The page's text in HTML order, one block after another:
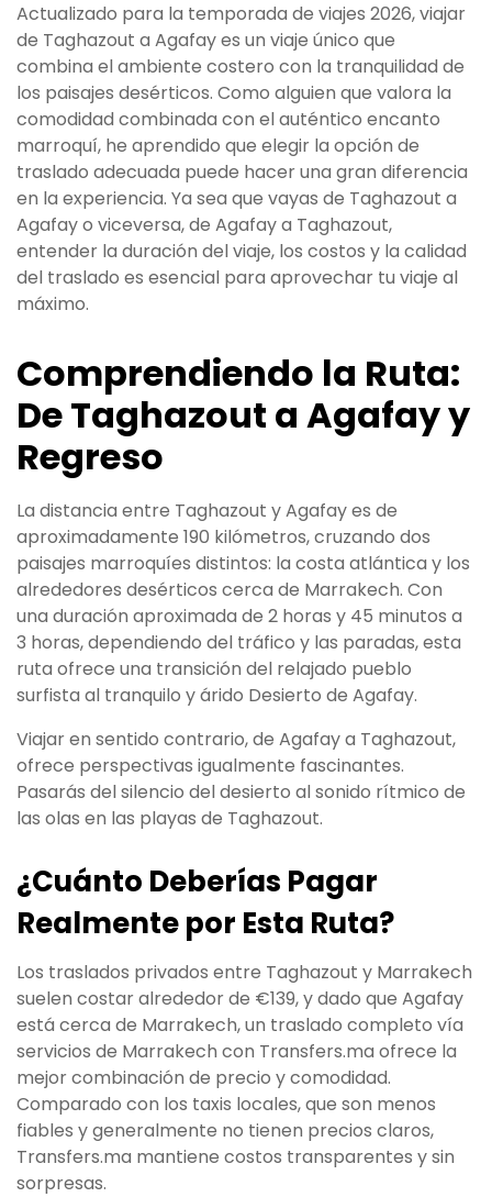
Actualizado para la temporada de viajes 2026, viajar
de Taghazout a Agafay es un viaje único que
combina el ambiente costero con la tranquilidad de
los paisajes desérticos. Como alguien que valora la
comodidad combinada con el auténtico encanto
marroquí, he aprendido que elegir la opción de
traslado adecuada puede hacer una gran diferencia
en la experiencia. Ya sea que vayas de Taghazout a
Agafay o viceversa, de Agafay a Taghazout,
entender la duración del viaje, los costos y la calidad
del traslado es esencial para aprovechar tu viaje al
máximo.
Comprendiendo la Ruta:
De Taghazout a Agafay y
Regreso
La distancia entre Taghazout y Agafay es de
aproximadamente 190 kilómetros, cruzando dos
paisajes marroquíes distintos: la costa atlántica y los
alrededores desérticos cerca de Marrakech. Con
una duración aproximada de 2 horas y 45 minutos a
3 horas, dependiendo del tráfico y las paradas, esta
ruta ofrece una transición del relajado pueblo
surfista al tranquilo y árido Desierto de Agafay.
Viajar en sentido contrario, de Agafay a Taghazout,
ofrece perspectivas igualmente fascinantes.
Pasarás del silencio del desierto al sonido rítmico de
las olas en las playas de Taghazout.
¿Cuánto Deberías Pagar
Realmente por Esta Ruta?
Los traslados privados entre Taghazout y Marrakech
suelen costar alrededor de €139, y dado que Agafay
está cerca de Marrakech, un traslado completo vía
servicios de Marrakech con Transfers.ma ofrece la
mejor combinación de precio y comodidad.
Comparado con los taxis locales, que son menos
fiables y generalmente no tienen precios claros,
Transfers.ma mantiene costos transparentes y sin
sorpresas.